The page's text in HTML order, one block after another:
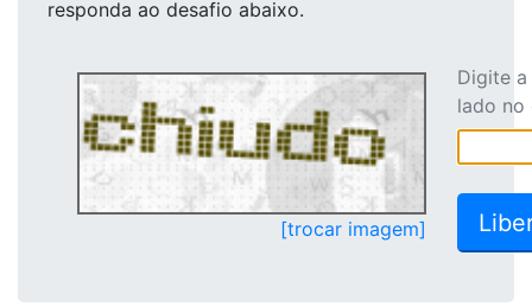
responda ao desafio abaixo.
[trocar imagem]
Digite
lado no